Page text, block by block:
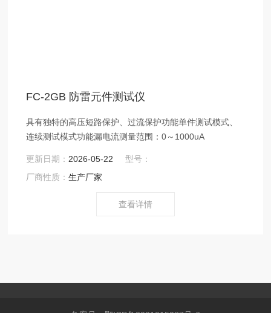
FC-2GB 防雷元件测试仪
具有独特的高压短路保护、过流保护功能单件测试模式、
连续测试模式功能漏电流测量范围：0～1000uA
更新日期： 2026-05-22
型号：
厂商性质：生产厂家
查看详情